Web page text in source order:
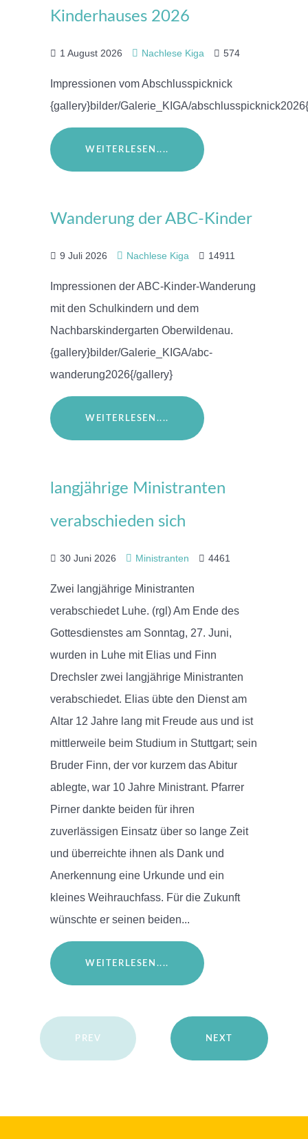
Kinderhauses 2026
1 August 2026 Nachlese Kiga 574
Impressionen vom Abschlusspicknick
{gallery}bilder/Galerie_KIGA/
WEITERLESEN....
Wanderung der ABC-Kinder
9 Juli 2026 Nachlese Kiga 14911
Impressionen der ABC-Kinder-Wanderung
mit den Schulkindern und dem
Nachbarskindergarten Oberwildenau.
{gallery}bilder/Galerie_KIGA/abc-
wanderung2026{/gallery}
WEITERLESEN....
langjährige Ministranten
verabschieden sich
30 Juni 2026 Ministranten 4461
Zwei langjährige Ministranten
verabschiedet Luhe. (rgl) Am Ende des
Gottesdienstes am Sonntag, 27. Juni,
wurden in Luhe mit Elias und Finn
Drechsler zwei langjährige Ministranten
verabschiedet. Elias übte den Dienst am
Altar 12 Jahre lang mit Freude aus und ist
mittlerweile beim Studium in Stuttgart; sein
Bruder Finn, der vor kurzem das Abitur
ablegte, war 10 Jahre Ministrant. Pfarrer
Pirner dankte beiden für ihren
zuverlässigen Einsatz über so lange Zeit
und überreichte ihnen als Dank und
Anerkennung eine Urkunde und ein
kleines Weihrauchfass. Für die Zukunft
wünschte er seinen beiden...
WEITERLESEN....
PREV NEXT